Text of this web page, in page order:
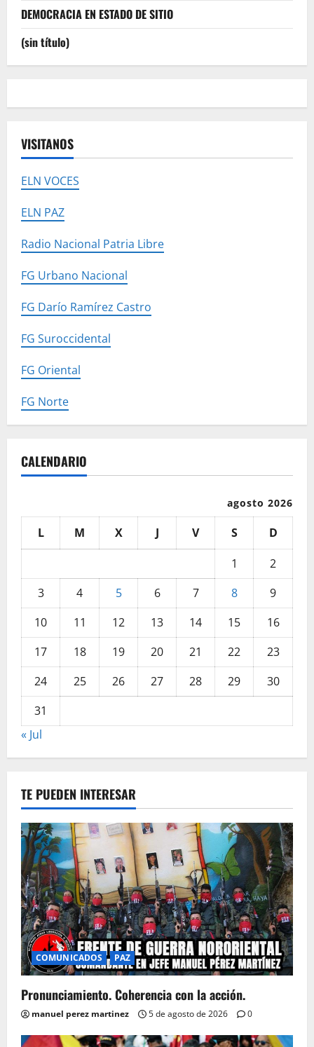
DEMOCRACIA EN ESTADO DE SITIO
(sin título)
VISITANOS
ELN VOCES
ELN PAZ
Radio Nacional Patria Libre
FG Urbano Nacional
FG Darío Ramírez Castro
FG Suroccidental
FG Oriental
FG Norte
CALENDARIO
agosto 2026
L M X J V S
D
1
2
3
4 5 6 7 8
9
10
11 12 13 14 15
16
17
18 19 20 21 22
23
24
25 26 27 28 29
30
31
« Jul
TE PUEDEN INTERESAR
COMUNICADOS PAZ
Pronunciamiento. Coherencia con la acción.
manuel perez martinez 5 de agosto de 2026 0